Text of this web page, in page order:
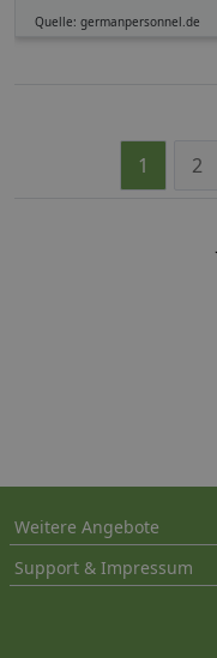
Quelle: germanpersonnel.de
1 2
Weitere Angebote
Support & Impressum